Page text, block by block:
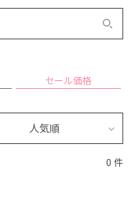
セール価格
人気順
0 件